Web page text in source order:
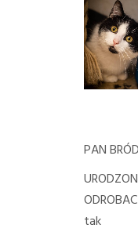
PRZYJACIELE
PORADY/PRAWO
PAN
tak